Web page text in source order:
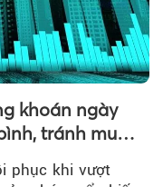
khoán ngày
tránh mua
phục khi vượt